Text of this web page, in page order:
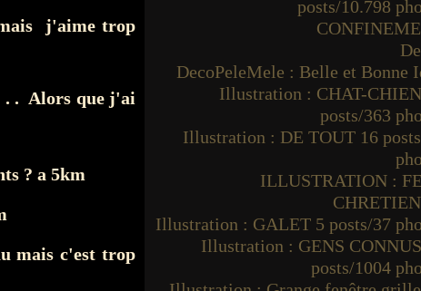
j'aime trop
. . Alors que j'ai
? a 5km
mais c'est trop
posts/10.798
DecoPeleMele : Belle et Bonne
Illustration : CHAT-
posts/363
Illustration : DE TOUT 16
ILLUSTRATION :
Illustration : GALET 5 posts/37
Illustration : GENS
posts/1004